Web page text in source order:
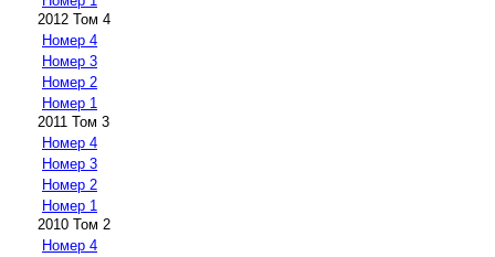
2012 Том 4
Номер 4
Номер 3
Номер 2
Номер 1
2011 Том 3
Номер 4
Номер 3
Номер 2
Номер 1
2010 Том 2
Номер 4